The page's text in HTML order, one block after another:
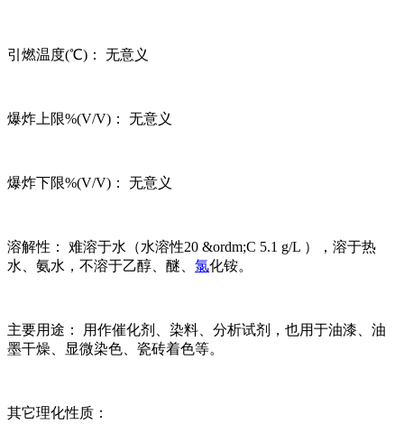
引燃温度(℃)： 无意义
爆炸上限%(V/V)： 无意义
爆炸下限%(V/V)： 无意义
溶解性： 难溶于水（水溶性20 &ordm;C 5.1 g/L ），溶于热
水、氨水，不溶于乙醇、醚、 氯化铵。
主要用途： 用作催化剂、染料、分析试剂，也用于油漆、油
墨干燥、显微染色、瓷砖着色等。
其它理化性质：